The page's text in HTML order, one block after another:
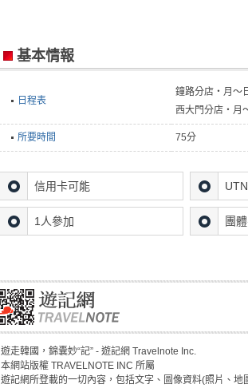
基本情報
日程表
鐘路分店・月～
西大門分店・月
所要時間 75分
信用卡可能
1人參加 團
遊走韓國，錦囊妙“記” - 遊記網 Travelnote Inc.
本網站版權 TRAVELNOTE INC 所屬
遊記網所登載的一切內容，包括文字、圖像資料(照片、